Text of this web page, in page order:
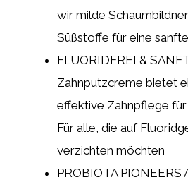
wir milde
Süßstoffe für eine
FLUORIDFREI &
Zahnputzcreme bietet
effektive Zahnpflege für
Für alle, die auf
verzichten möchten
PROBIOTA PIONEERS